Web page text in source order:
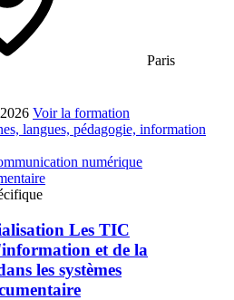
Paris
Voir la formation
langues, pédagogie, information
numérique
Les TIC
et de la
les systèmes